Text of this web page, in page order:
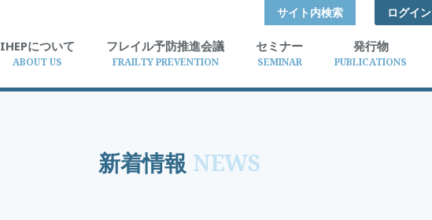
サイト内検索 ログイン
IHEPについて
ABOUT US
フレイル予防推進会議
FRAILTY PREVENTION
セミナー
SEMINAR
発行物
PUBLICATIONS
新着情報 NEWS